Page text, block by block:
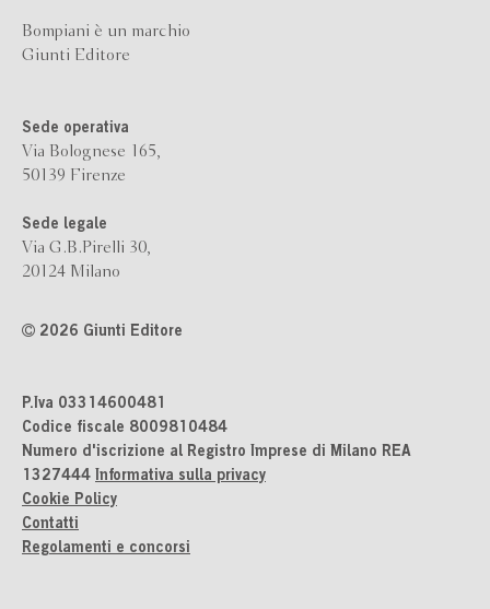
Bompiani è un marchio
Giunti Editore
Sede operativa
Via Bolognese 165,
50139 Firenze
Sede legale
Via G.B.Pirelli 30,
20124 Milano
2026 Giunti Editore
P.Iva 03314600481
Codice fiscale 8009810484
Numero d'iscrizione al Registro Imprese di Milano REA
1327444 Informativa sulla privacy
Cookie Policy
Contatti
Regolamenti e concorsi